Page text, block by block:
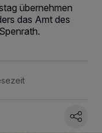
übernehmen
das Amt des